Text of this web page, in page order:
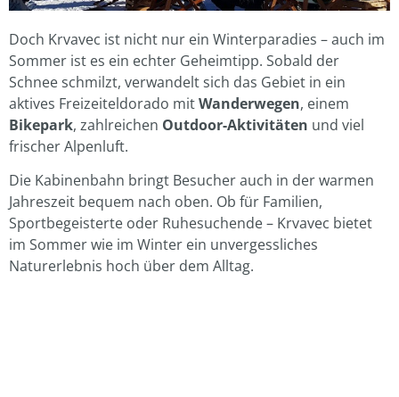
Doch Krvavec ist nicht nur ein Winterparadies – auch im
Sommer ist es ein echter Geheimtipp. Sobald der
Schnee schmilzt, verwandelt sich das Gebiet in ein
aktives Freizeiteldorado mitWanderwegen, einem
Bikepark, zahlreichen Outdoor-Aktivitäten und viel
frischer Alpenluft.
Die Kabinenbahn bringt Besucher auch in der warmen
Jahreszeit bequem nach oben. Ob für Familien,
Sportbegeisterte oder Ruhesuchende – Krvavec bietet
im Sommer wie im Winter ein unvergessliches
Naturerlebnis hoch über dem Alltag.